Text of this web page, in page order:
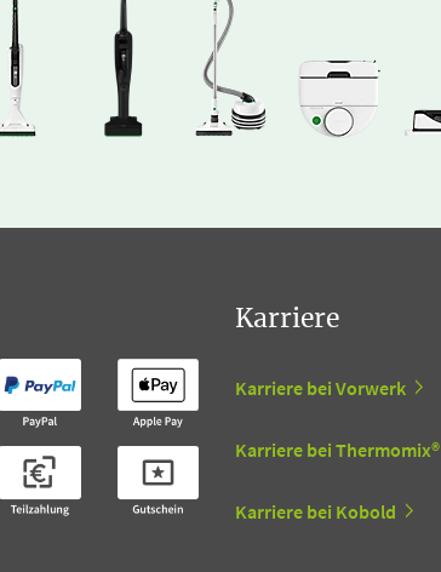
Karriere
Karriere bei Vorwerk
Karriere bei Thermomix®
Karriere bei Kobold